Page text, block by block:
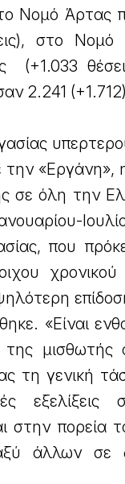
Νομό Άρτας
στο Νομό
(+1.033
2.241
«Εργάνη»,
σε όλη την
που
χρονικού
«Είναι
μισθωτής
τη γενική
στην πορεία
άλλων